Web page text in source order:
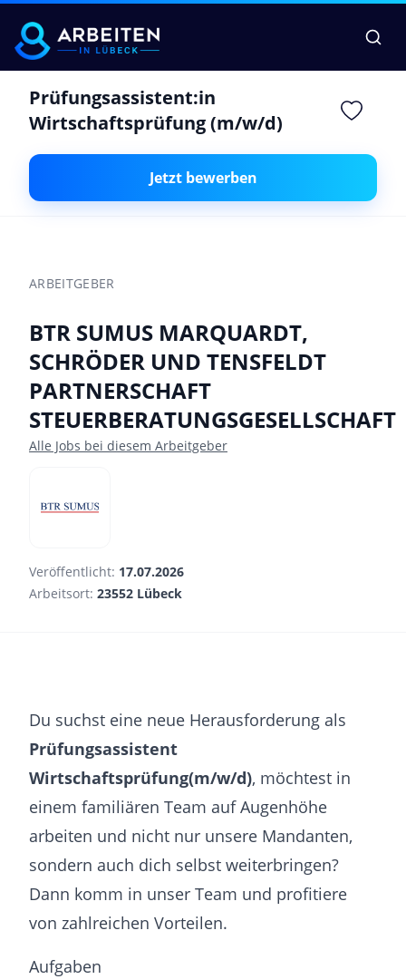
Prüfungsassistent:in
Wirtschaftsprüfung (m/w/d)
Jetzt bewerben
ARBEITGEBER
BTR SUMUS MARQUARDT,
SCHRÖDER UND TENSFELDT
PARTNERSCHAFT
STEUERBERATUNGSGESELLSCHAFT
Alle Jobs bei diesem Arbeitgeber
Veröffentlicht: 17.07.2026
Arbeitsort: 23552 Lübeck
Du suchst eine neue Herausforderung als
Prüfungsassistent
Wirtschaftsprüfung(m/w/d), möchtest in
einem familiären Team auf Augenhöhe
arbeiten und nicht nur unsere Mandanten,
sondern auch dich selbst weiterbringen?
Dann komm in unser Team und profitiere
von zahlreichen Vorteilen.
Aufgaben